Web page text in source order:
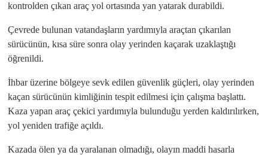
kontrolden çıkan araç yol ortasında yan yatarak durabildi.
Çevrede bulunan vatandaşların yardımıyla araçtan çıkarılan
sürücünün, kısa süre sonra olay yerinden kaçarak uzaklaştığı
öğrenildi.
İhbar üzerine bölgeye sevk edilen güvenlik güçleri, olay yerinden
kaçan sürücünün kimliğinin tespit edilmesi için çalışma başlattı.
Kaza yapan araç çekici yardımıyla bulunduğu yerden kaldırılırken,
yol yeniden trafiğe açıldı.
Kazada ölen ya da yaralanan olmadığı, olayın maddi hasarla